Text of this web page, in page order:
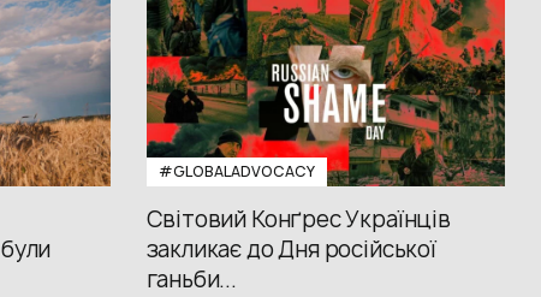
#GLOBALADVOCACY
Світовий Конґрес Українців
закликає до Дня російської
ганьби...